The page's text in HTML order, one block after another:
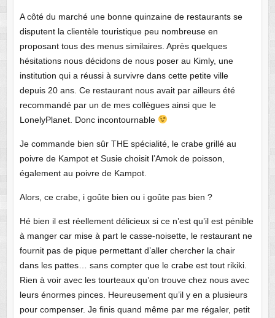
A côté du marché une bonne quinzaine de restaurants se
disputent la clientèle touristique peu nombreuse en
proposant tous des menus similaires. Après quelques
hésitations nous décidons de nous poser au Kimly, une
institution qui a réussi à survivre dans cette petite ville
depuis 20 ans. Ce restaurant nous avait par ailleurs été
recommandé par un de mes collègues ainsi que le
LonelyPlanet. Donc incontournable
Je commande bien sûr THE spécialité, le crabe grillé au
poivre de Kampot et Susie choisit l’Amok de poisson,
également au poivre de Kampot.
Alors, ce crabe, i goûte bien ou i goûte pas bien ?
Hé bien il est réellement délicieux si ce n’est qu’il est pénible
à manger car mise à part le casse-noisette, le restaurant ne
fournit pas de pique permettant d’aller chercher la chair
dans les pattes… sans compter que le crabe est tout rikiki.
Rien à voir avec les tourteaux qu’on trouve chez nous avec
leurs énormes pinces. Heureusement qu’il y en a plusieurs
pour compenser. Je finis quand même par me régaler, petit